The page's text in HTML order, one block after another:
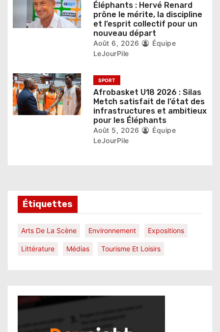
c
Éléphants : Hervé Renard
prône le mérite, la discipline
et l’esprit collectif pour un
nouveau départ
Août 6, 2026
Équipe
LeJourPile
SPORT
Afrobasket U18 2026 : Silas
Metch satisfait de l’état des
infrastructures et ambitieux
pour les Éléphants
Août 5, 2026
Équipe
LeJourPile
Étiquettes
Arts De La Scène Environnement Expositions
Littérature Médias Tourisme Et Loisirs